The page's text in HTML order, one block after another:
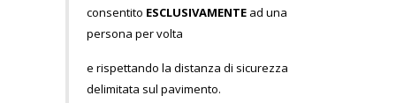
consentito ESCLUSIVAMENTE ad una
persona per volta
e rispettando la distanza di sicurezza
delimitata sul pavimento.